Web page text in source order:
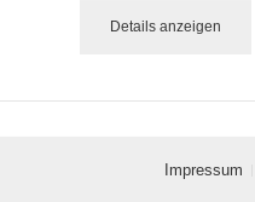
Details anzeigen
Impressum